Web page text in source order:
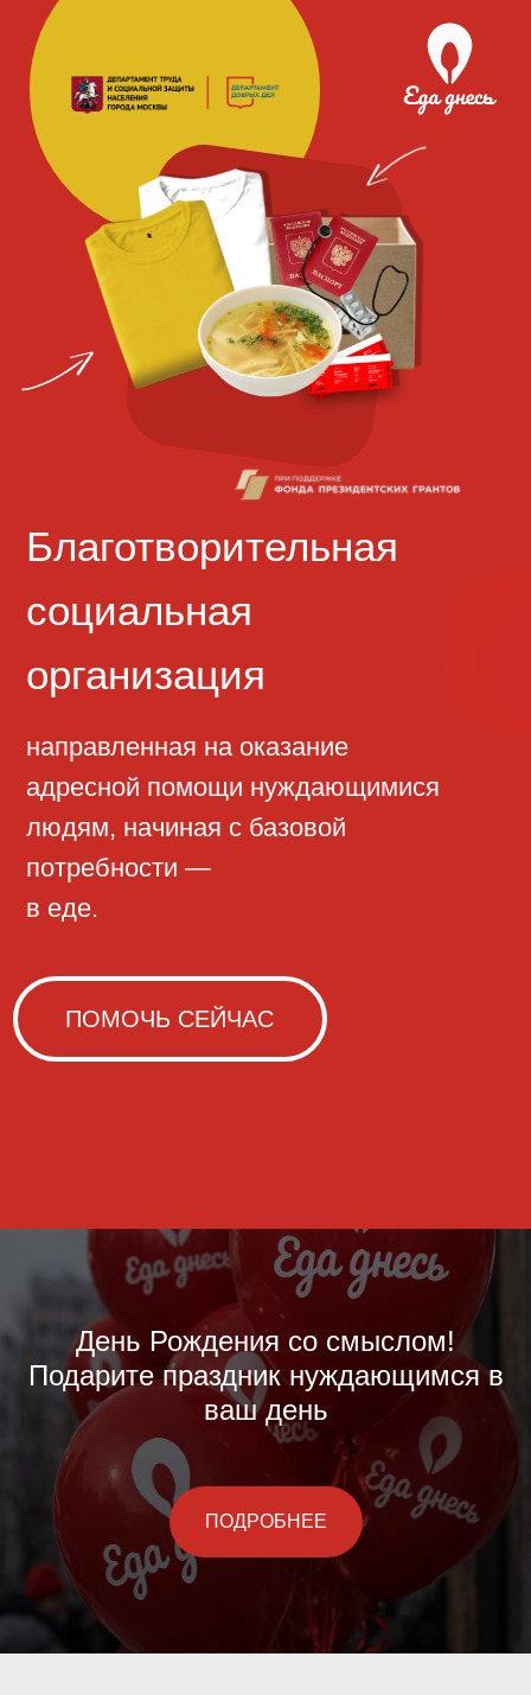
направленная на оказание
адресной помощи нуждающимися
потребности —
Благотворительная
День Рождения со смыслом!
Подарите праздник нуждающимся в
ваш день
ПОДРОБНЕЕ